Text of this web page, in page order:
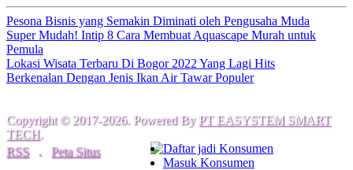
Pesona Bisnis yang Semakin Diminati oleh Pengusaha Muda
Super Mudah! Intip 8 Cara Membuat Aquascape Murah untuk
Pemula
Lokasi Wisata Terbaru Di Bogor 2022 Yang Lagi Hits
Berkenalan Dengan Jenis Ikan Air Tawar Populer
Copyright © 2017-2026. Powered By PT EASYSTEM SMART
TECH.
RSS
. Peta Situs
Daftar jadi Konsumen
Masuk Konsumen